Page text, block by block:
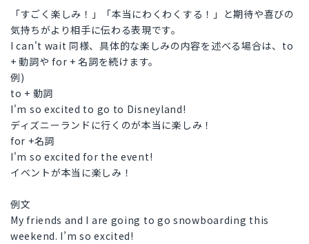
「すごく楽しみ！」「本当にわくわくする！」と期待や喜びの
気持ちがより相手に伝わる表現です。
I can't wait 同様、具体的な楽しみの内容を述べる場合は、to
+ 動詞や for + 名詞を続けます。
例)
to + 動詞
I'm so excited to go to Disneyland!
ディズニーランドに行くのが本当に楽しみ！
for +名詞
I'm so excited for the event!
イベントが本当に楽しみ！
例文
My friends and I are going to go snowboarding this
weekend. I’m so excited!